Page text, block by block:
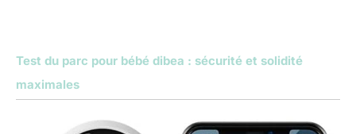
Test du parc pour bébé dibea : sécurité et solidité
maximales